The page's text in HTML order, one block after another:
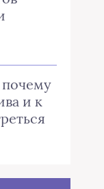
почему
и к